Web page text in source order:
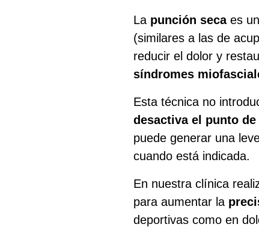
La punción secaes
(similares a las de
reducir el dolor y
síndromes
Esta técnica no
desactiva el punto
puede generar una
cuando está indicada.
En nuestra clínica
para aumentar la
deportivas como en